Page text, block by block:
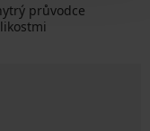
průvodce